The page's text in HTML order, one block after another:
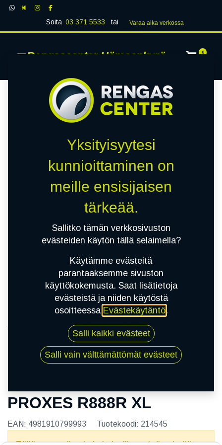
Soita 03 371 5533 tai Varaa aika verk​​​​ossa
Rengascenter Hämeenkyrö 0
205/45R17 88W TOYO PROXES R888R XL
PROXES R888R XL
EAN: 4981910799993 Tuotekoodi: 214545
Yksityisyytesi
kunnioittaminen on
meille ensisijaisen
tärkeää.
Sallitko tämän verkkosivuston
evästeiden käytön tällä selaimella?
Käytämme evästeitä
parantaaksemme sivuston
käyttökokemusta. Saat lisätietoja
evästeistä ja niiden käytöstä
osoitteessa Evästekäytäntö.
Salli kaikki evästeet
Salli vain välttämättömät evästeet